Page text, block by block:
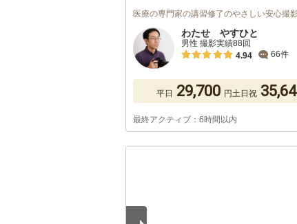
医療の専門家の講習修了のやさしい安心撮
わたせ やすひと
男性 撮影実績88回
4.94
66件
平日 29,700 円土日祝
最終アクティブ：6時間以内